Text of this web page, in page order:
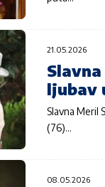
21.05.2026
ljubav
Slavna Meril
(76)…
08.05.2026